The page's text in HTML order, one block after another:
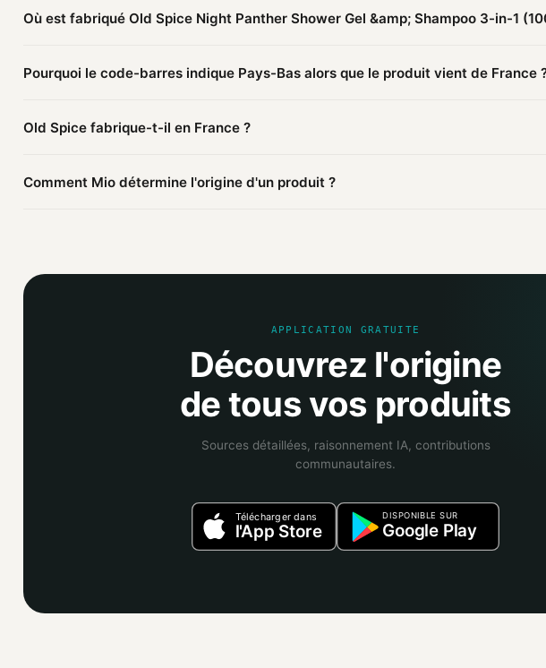
Où est fabriqué Old Spice Night Panther Shower Gel &amp; Shampoo 3-in-1
in-1 (1000ml) de Old Spice est fabriqué enFrance(vérifié). Cette information est
Pourquoi le code-barres indique Pays-Bas alors que le produit vient de France
Une marque enregistrée en Pays-Bas peut faire fabriquer en France.
Old Spice fabrique-t-il en France ?
Comment Mio détermine l'origine d'un produit ?
APPLICATION GRATUITE
Découvrez l'origine
de tous vos produits
Sources détaillées, raisonnement IA, contributions
communautaires.
Télécharger dans
l'App Store
DISPONIBLE SUR
Google Play